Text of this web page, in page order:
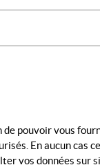
pouvoir vous
En aucun cas
vos données sur